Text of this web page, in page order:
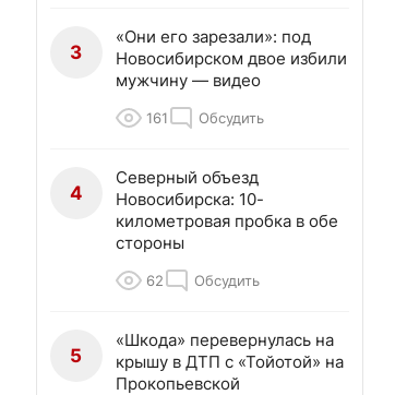
3
«Они его зарезали»: под
Новосибирском двое избили
мужчину — видео
161 Обсудить
4
Северный объезд
Новосибирска: 10-
километровая пробка в обе
стороны
62 Обсудить
5
«Шкода» перевернулась на
крышу в ДТП с «Тойотой» на
Прокопьевской